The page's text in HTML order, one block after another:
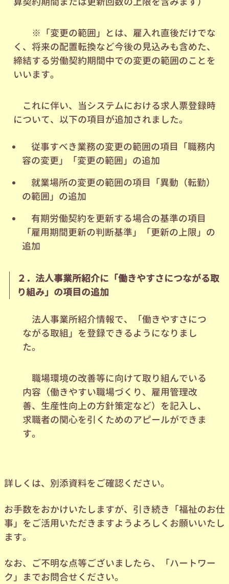
※「変更の範囲」とは、雇入れ直後だけでな
く、将来の配置転換など今後の見込みも含めた、
締結する労働契約期間中での変更の範囲のことを
いいます。
これに伴い、当システムにおける求人票登録時
について、以下の項目が追加されました。
従事すべき業務の変更の範囲の項目「職務内
容の変更」「変更の範囲」の追加
就業場所の変更の範囲の項目「異動（転勤）
の範囲」の追加
有期労働契約を更新する場合の基準の項目
「雇用期間更新の判断基準」「更新の上限」の
追加
２．法人事業所紹介に「働きやすさにつながる取
り組み」の項目の追加
法人事業所紹介情報で、「働きやすさにつ
ながる取組」を登録できるようになりまし
た。
職場環境の改善等に向けて取り組んでいる
内容（働きやすい職場づくり、雇用管理改
善、生産性向上の方針策定など）を記入し、
求職者の関心を引くためのアピールができま
す。
詳しくは、別添資料をご確認ください。
お手数をおかけいたしますが、引き続き「福祉のお仕
事」をご活用いただきますようよろしくお願いいたし
ます。
なお、ご不明な点等ございましたら、「ハートワー
ク」までお問合せください。